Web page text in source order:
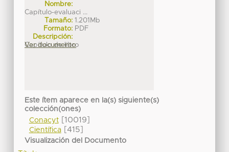
Nombre:
Capítulo-evaluaci ...
Tamaño: 1.201Mb
Formato: PDF
Descripción:
Capítulo de libro
Ver documento
Este ítem aparece en la(s) siguiente(s)
colección(ones)
Conacyt[10019]
Científica[415]
Visualización del Documento